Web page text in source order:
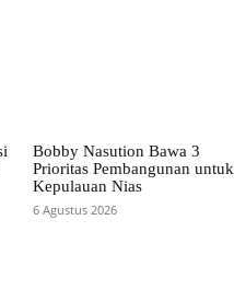
Bobby Nasution Bawa 3
Prioritas Pembangunan untuk
Kepulauan Nias
6 Agustus 2026